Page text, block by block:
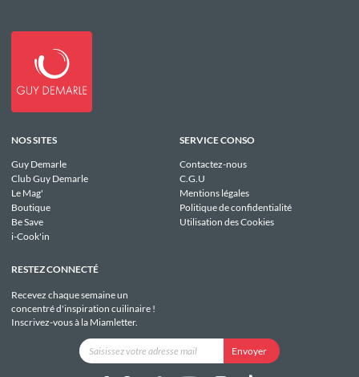
NOS SITES
Guy Demarle
Club Guy Demarle
Le Mag'
Boutique
Be Save
i-Cook'in
SERVICE CONSO
Contactez-nous
C.G.U
Mentions légales
Politique de confidentialité
Utilisation des Cookies
RESTEZ CONNECTÉ
Recevez chaque semaine un
concentré d'inspiration cuilinaire !
Inscrivez-vous à la Miamletter.